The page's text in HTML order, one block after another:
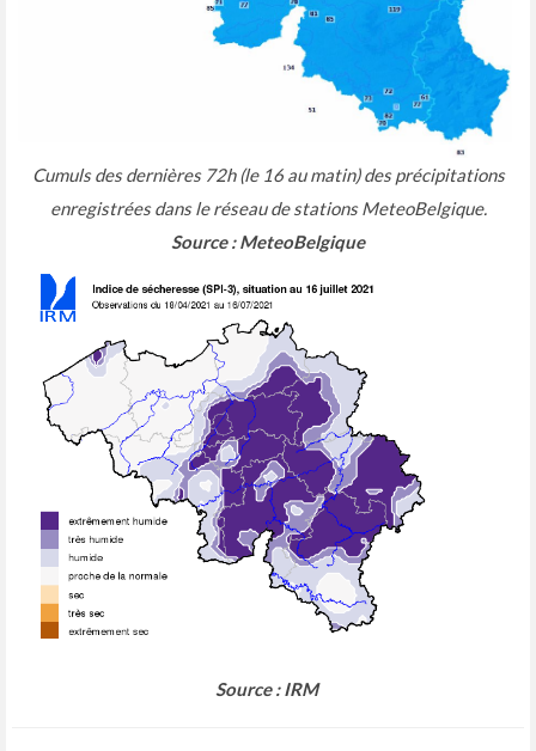
Cumuls des dernières 72h (le 16 au matin) des précipitations
enregistrées dans le réseau de stations MeteoBelgique.
Source : MeteoBelgique
Source : IRM